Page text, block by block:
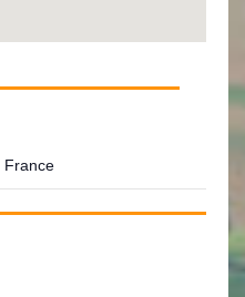
France